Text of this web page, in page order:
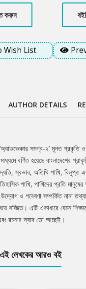
আচরণ, সংরক্ষণ, করণীয় এবং
সম্পর্কিত নানা তথ্যাবলী। বইটি ছয়টি
সজ্জিত। এটি একাধারে যেমন
গল্প এবং রচনার স্বাদ তো
করুন
Wish List
AUTHOR DETAILS
সমগ্র-২’ মূলত প্রকৃতি
বর্ণিত হয়েছে বাংলাদেশের
স্বভাব, অতিথি পাখি, বিলুপ্ত
পাখি, পাখিদের প্রতি
উদ্যোগ ও গবেষণা সম্পর্কিত নানা
সজ্জিত। এটি একাধারে যেমন
রচনার স্বাদ তো আছেই।
এই লেখকের আরও বই